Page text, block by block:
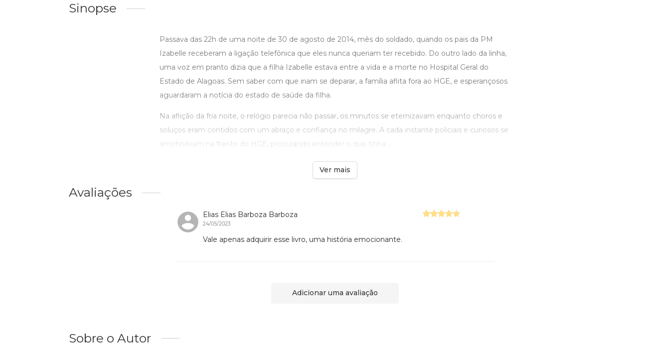
Sinopse
Passava das 22h de uma noite de 30 de agosto de 2014, mês do soldado, quando os pais da PM
Izabelle receberam a ligação telefônica que eles nunca queriam ter recebido. Do outro lado da linha,
uma voz em pranto dizia que a filha Izabelle estava entre a vida e a morte no Hospital Geral do
Estado de Alagoas. Sem saber com que iriam se deparar, a família aflita fora ao HGE, e esperançosos
aguardaram a notícia do estado de saúde da filha.
Na aflição da fria noite, o relógio parecia não passar, os minutos se eternizavam enquanto choros e
soluços eram contidos com um abraço e confiança no milagre. A cada instante policiais e curiosos se
amotinavam na frente do HGE, procurando entender o que tinha ...
Ver mais
Avaliações
Elias Elias Barboza Barboza
24/05/2023
Vale apenas adquirir esse livro, uma história emocionante.
Adicionar uma avaliação
Sobre o Autor